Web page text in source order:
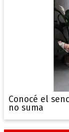
Conocé el
no suma